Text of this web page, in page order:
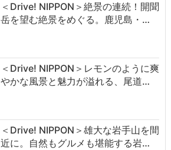
＜Drive! NIPPON＞絶景の連続！開聞
岳を望む絶景をめぐる。鹿児島・…
＜Drive! NIPPON＞レモンのように爽
やかな風景と魅力が溢れる、尾道…
＜Drive! NIPPON＞雄大な岩手山を間
近に。自然もグルメも堪能する岩…